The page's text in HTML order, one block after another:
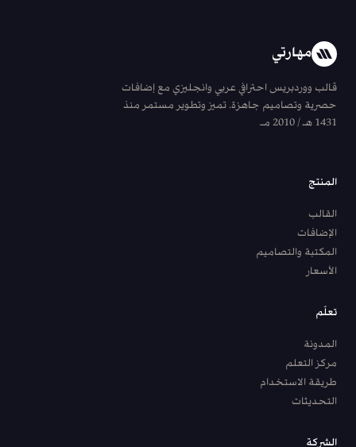
مهارتي
قالب ووردبريس احترافي عربي وانجليزي مع إضافات
حصرية وتصاميم جاهزة. تميز وتطوير مستمر منذ
1431 هـ / 2010 مـ.
المنتج
القالب
الإضافات
المكتبة والتصاميم
الأسعار
تعلّم
المدونة
مركز التعلم
طريقة الاستخدام
التحديثات
الشركة